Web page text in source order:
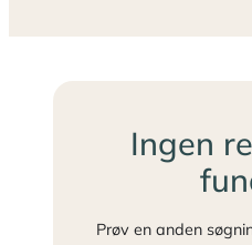
sitet
Ingen
Prøv en anden